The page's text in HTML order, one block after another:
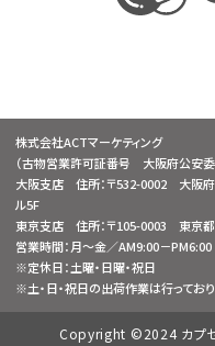
株式会社ACTマーケティング
（古物営業許可証番号 大阪府公安
大阪支店 住所：〒532-0002 大阪府
ル5F
東京支店 住所：〒105-0003 東京
営業時間：月～金／AM9:00－PM6:00
※定休日：土曜・日曜・祝日
※土・日・祝日の出荷作業は行っており
Copyright ©2024 カプセ